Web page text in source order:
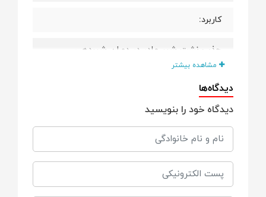
کاربرد:
جذب نشت شیر مادر در دوران شیردهی
قابل استفاده:
یکبارمصرف
تعداد در بسته:
۴۰ عدد (۲۰ جفت)
مشاهده بیشتر
دیدگاه‌ها
دیدگاه خود را بنویسید